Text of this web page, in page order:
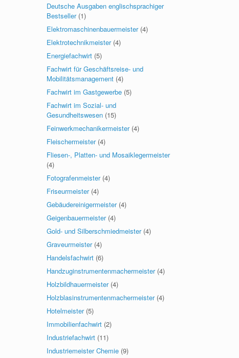
Deutsche Ausgaben englischsprachiger
Bestseller (1)
Elektromaschinenbauermeister (4)
Elektrotechnikmeister (4)
Energiefachwirt (5)
Fachwirt für Geschäftsreise- und
Mobilitätsmanagement (4)
Fachwirt im Gastgewerbe (5)
Fachwirt im Sozial- und
Gesundheitswesen (15)
Feinwerkmechanikermeister (4)
Fleischermeister (4)
Fliesen-, Platten- und Mosaiklegermeister
(4)
Fotografenmeister (4)
Friseurmeister (4)
Gebäudereinigermeister (4)
Geigenbauermeister (4)
Gold- und Silberschmiedmeister (4)
Graveurmeister (4)
Handelsfachwirt (6)
Handzuginstrumentenmachermeister (4)
Holzbildhauermeister (4)
Holzblasinstrumentenmachermeister (4)
Hotelmeister (5)
Immobilienfachwirt (2)
Industriefachwirt (11)
Industriemeister Chemie (9)